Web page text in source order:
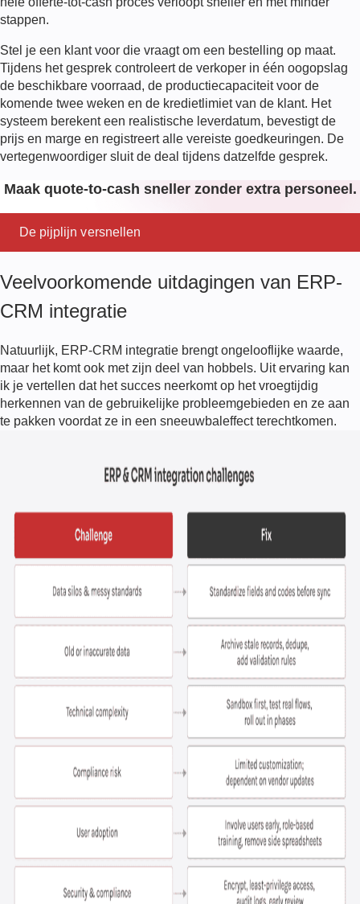
stappen.
Stel je een klant voor die vraagt om een bestelling op maat.
Tijdens het gesprek controleert de verkoper in één oogopslag
de beschikbare voorraad, de productiecapaciteit voor de
komende twee weken en de kredietlimiet van de klant. Het
systeem berekent een realistische leverdatum, bevestigt de
prijs en marge en registreert alle vereiste goedkeuringen. De
vertegenwoordiger sluit de deal tijdens datzelfde gesprek.
Maak quote-to-cash sneller zonder extra personeel.
De pijplijn versnellen
Veelvoorkomende uitdagingen van ERP-
CRM integratie
Natuurlijk, ERP-CRM integratie brengt ongelooflijke waarde,
maar het komt ook met zijn deel van hobbels. Uit ervaring kan
ik je vertellen dat het succes neerkomt op het vroegtijdig
herkennen van de gebruikelijke probleemgebieden en ze aan
te pakken voordat ze in een sneeuwbaleffect terechtkomen.